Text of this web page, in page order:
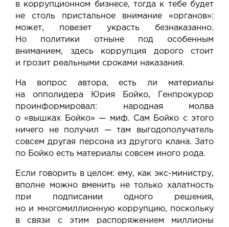
в коррупционном бизнесе, тогда к тебе будет
не столь пристальное внимание «органов»:
может, повезет украсть безнаказанно.
Но политики отныне под особенным
вниманием, здесь коррупция дорого стоит
и грозит реальными сроками наказания.
На вопрос автора, есть ли материалы
на опполидера Юрия Бойко, Генпрокурор
проинформировал: народная молва
о «вышках Бойко» — миф. Сам Бойко с этого
ничего не получил — там выгодополучатель
совсем другая персона из другого клана. Зато
по Бойко есть материалы совсем иного рода.
Если говорить в целом: ему, как экс-министру,
вполне можно вменить не только халатность
при подписании одного решения,
но и многомиллионную коррупцию, поскольку
в связи с этим распоряжением миллионы